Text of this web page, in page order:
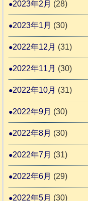
2023年2月 (28)
2023年1月 (30)
2022年12月 (31)
2022年11月 (30)
2022年10月 (31)
2022年9月 (30)
2022年8月 (30)
2022年7月 (31)
2022年6月 (29)
2022年5月 (30)